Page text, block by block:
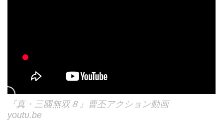
『真・三國無双８』曹丕アクション動画
youtu.be